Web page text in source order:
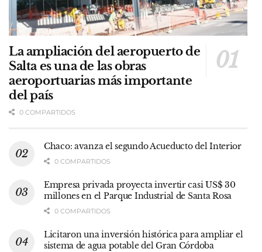
La ampliación del aeropuerto de
Salta es una de las obras
aeroportuarias más importante
del país
0 COMPARTIDOS
Chaco: avanza el segundo Acueducto del Interior
0 COMPARTIDOS
Empresa privada proyecta invertir casi US$ 30
millones en el Parque Industrial de Santa Rosa
0 COMPARTIDOS
Licitaron una inversión histórica para ampliar el
sistema de agua potable del Gran Córdoba